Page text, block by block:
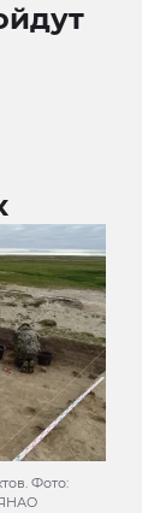
Фото:
ЯНАО